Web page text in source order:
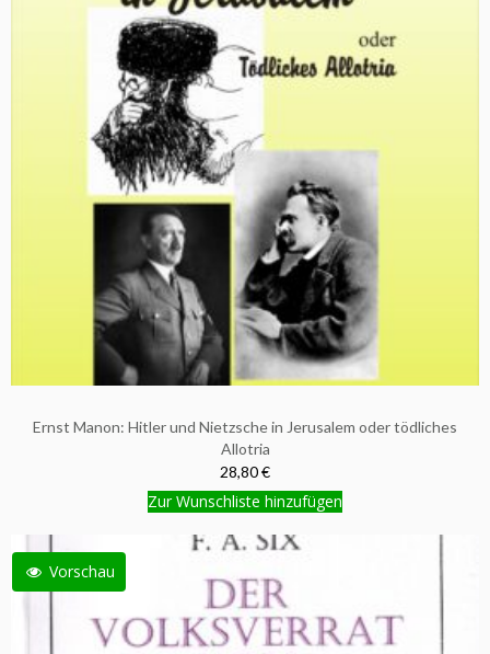
Ernst Manon: Hitler und Nietzsche in Jerusalem oder tödliches
Allotria
28,80 €
Zur Wunschliste hinzufügen
Vorschau